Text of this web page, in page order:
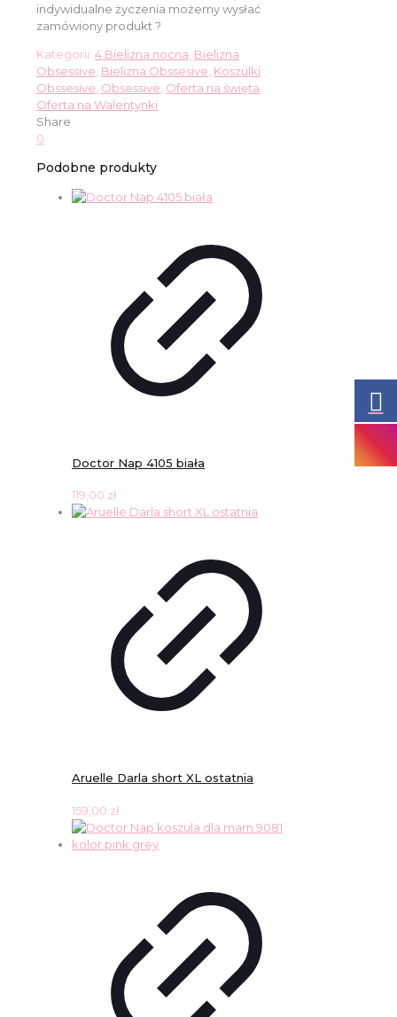
indywidualne życzenia możemy wysłać
zamówiony produkt ?
Kategorii: 4 Bielizna nocna Bielizna
Obsessive Bielizna Obssesive Koszulki
Obssesive Obsessive Oferta na święta
Oferta na Walentynki
Share
0
Podobne produkty
Doctor Nap 4105 biała
119,00 zł
Aruelle Darla short XL ostatnia
159,00 zł